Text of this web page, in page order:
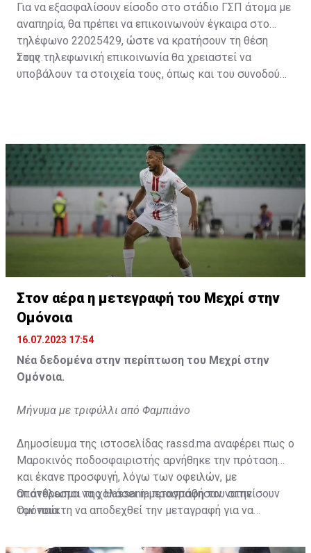
Για να εξασφαλίσουν είσοδο στο στάδιο ΓΣΠ άτομα με
αναπηρία, θα πρέπει να επικοινωνούν έγκαιρα στο
τηλέφωνο 22025429, ώστε να κρατήσουν τη θέση
τους.
Στην τηλεφωνική επικοινωνία θα χρειαστεί να
υποβάλουν τα στοιχεία τους, όπως και του συνοδού
συνοδού.»
Στον αέρα η μετεγραφή του Μεχρί στην
Ομόνοια
16.07.2023 17:54
Νέα δεδομένα στην περίπτωση του Μεχρί στην
Ομόνοια.
Μήνυμα με τριφύλλι από Φαμπιάνο
Δημοσίευμα της ιστοσελίδας rassd.ma αναφέρει πως ο
Μαροκινός ποδοσφαιριστής αρνήθηκε την πρόταση
και έκανε προσφυγή, λόγω των οφειλών, με
αποτέλεσμα να χαλάσει η μεταγραφή του στην
Ομόνοια.
Οι άνθρωποι της Hassania προσπάθησαν να πείσουν
τον παίκτη να αποδεχθεί την μεταγραφή για να
μετακίνησή του, αλλά ο παίκτης αρνήθηκε και επέμεινε